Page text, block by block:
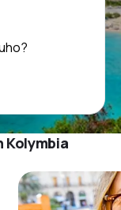
Kolymbia